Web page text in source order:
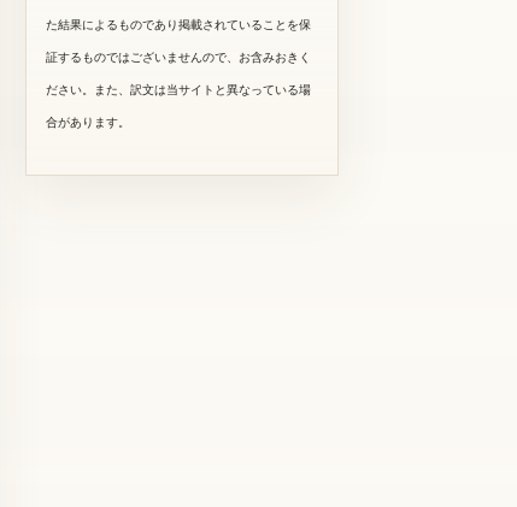
た結果によるものであり掲載されていることを保
証するものではございませんので、お含みおきく
ださい。また、訳文は当サイトと異なっている場
合があります。